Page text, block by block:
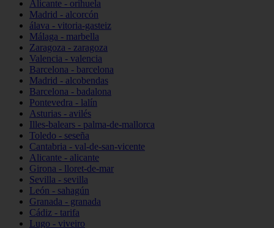
Alicante - orihuela
Madrid - alcorcón
álava - vitoria-gasteiz
Málaga - marbella
Zaragoza - zaragoza
Valencia - valencia
Barcelona - barcelona
Madrid - alcobendas
Barcelona - badalona
Pontevedra - lalín
Asturias - avilés
Illes-balears - palma-de-mallorca
Toledo - seseña
Cantabria - val-de-san-vicente
Alicante - alicante
Girona - lloret-de-mar
Sevilla - sevilla
León - sahagún
Granada - granada
Cádiz - tarifa
Lugo - viveiro